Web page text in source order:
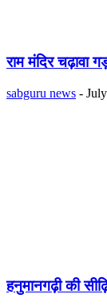
राम मंदिर चढ़ावा
sabguru news -
हनुमानगढ़ी की